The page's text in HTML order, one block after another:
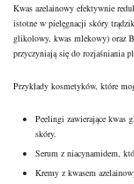
Kwas azelainowy efektywnie
istotne w pielęgnacji skóry
glikolowy, kwas mlekowy) oraz
przyczyniają się do rozjaśniania
Przykłady kosmetyków, które
Peelingi zawierające kwas
skóry.
Serum z niacynamidem,
Kremy z kwasem